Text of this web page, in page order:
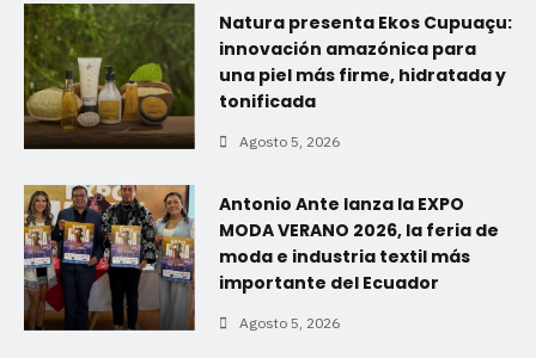
Natura presenta Ekos Cupuaçu:
innovación amazónica para
una piel más firme, hidratada y
tonificada
Agosto 5, 2026
Antonio Ante lanza la EXPO
MODA VERANO 2026, la feria de
moda e industria textil más
importante del Ecuador
Agosto 5, 2026